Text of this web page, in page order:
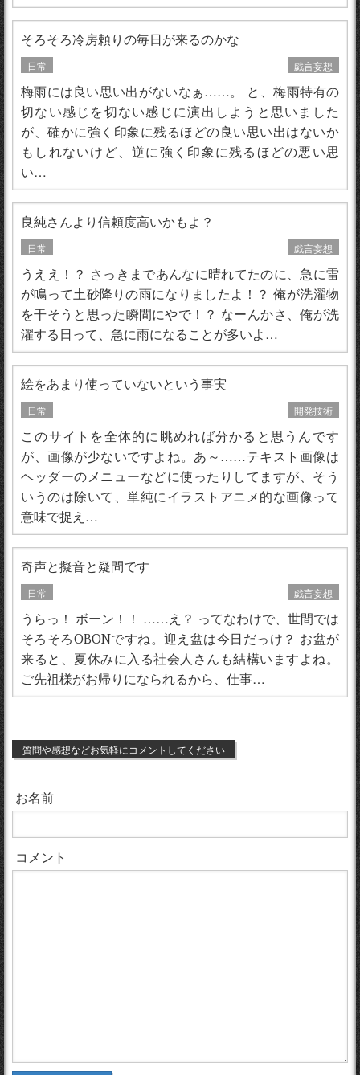
そろそろ冷房頼りの毎日が来るのかな
日常 戯言妄想
梅雨には良い思い出がないなぁ……。 と、梅雨特有の
切ない感じを切ない感じに演出しようと思いました
が、確かに強く印象に残るほどの良い思い出はないか
もしれないけど、逆に強く印象に残るほどの悪い思
い…
良純さんより信頼度高いかもよ？
日常 戯言妄想
うええ！？ さっきまであんなに晴れてたのに、急に雷
が鳴って土砂降りの雨になりましたよ！？ 俺が洗濯物
を干そうと思った瞬間にやで！？ なーんかさ、俺が洗
濯する日って、急に雨になることが多いよ…
絵をあまり使っていないという事実
日常 開発技術
このサイトを全体的に眺めれば分かると思うんです
が、画像が少ないですよね。あ～……テキスト画像は
ヘッダーのメニューなどに使ったりしてますが、そう
いうのは除いて、単純にイラストアニメ的な画像って
意味で捉え…
奇声と擬音と疑問です
日常 戯言妄想
うらっ！ ボーン！！ ……え？ ってなわけで、世間では
そろそろOBONですね。迎え盆は今日だっけ？ お盆が
来ると、夏休みに入る社会人さんも結構いますよね。
ご先祖様がお帰りになられるから、仕事…
質問や感想などお気軽にコメントしてください
お名前
コメント